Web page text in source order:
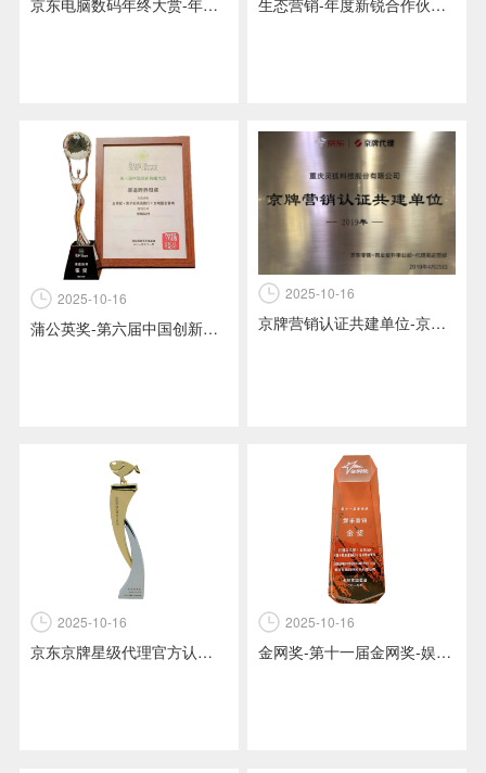
2025-10-16
蒲公英奖-第六届中国创新传播大奖-渠道跨界银奖-伊利金领冠+妻子的浪漫旅行2全域整合营销项目-蒲公英赛事组委会颁发
2025-10-16
京牌营销认证共建单位-京东+京牌代理-京东零售之商业提升事业部之代理商运营部颁发
2025-10-16
京东京牌星级代理官方认证-奖杯-京东京准通京牌代理颁发
2025-10-16
金网奖-第十一届金网奖-娱乐营销类-金奖-奖杯-伊利金领冠+妻子的浪漫旅行2全域整合营销-金网奖组委会颁发